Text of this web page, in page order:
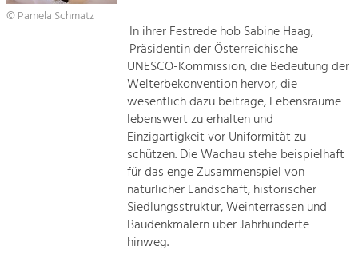
© Pamela Schmatz
In ihrer Festrede hob Sabine Haag,
Präsidentin der Österreichische
UNESCO-Kommission, die Bedeutung der
Welterbekonvention hervor, die
wesentlich dazu beitrage, Lebensräume
lebenswert zu erhalten und
Einzigartigkeit vor Uniformität zu
schützen. Die Wachau stehe beispielhaft
für das enge Zusammenspiel von
natürlicher Landschaft, historischer
Siedlungsstruktur, Weinterrassen und
Baudenkmälern über Jahrhunderte
hinweg.